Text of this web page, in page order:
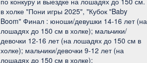
в холке "Пони игры 2025", "Кубок "Baby
Boom" Финал : юноши/девушки 14-16 лет (на
лошадях до 150 см в холке); мальчики/
девочки 12-16 лет (на лошадях до 150 см в
холке); мальчики/девочки 9-12 лет (на
лошадях до 150 см в холке);